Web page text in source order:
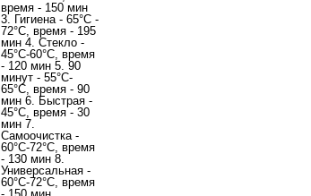
время - 150 мин
3. Гигиена - 65°C -
72°C, время - 195
мин 4. Стекло -
45°C-60°C, время
- 120 мин 5. 90
минут - 55°C-
65°C, время - 90
мин 6. Быстрая -
45°C, время - 30
мин 7.
Самоочистка -
60°C-72°C, время
- 130 мин 8.
Универсальная -
60°C-72°C, время